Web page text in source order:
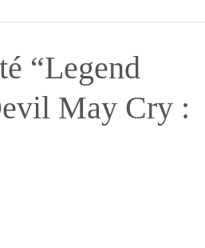
Test Nintendo Test
“Legend
May Cry :